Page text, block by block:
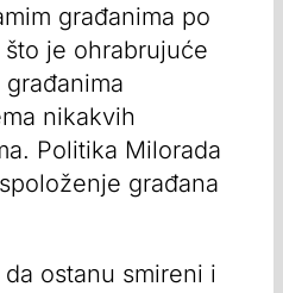
građanima po
je ohrabrujuće
nikakvih
Politika Milorada
građana
ostanu smireni i